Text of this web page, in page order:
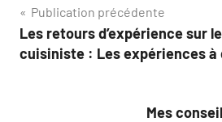
Navigation
de
Publication précédente
Les retours d’expérience sur
cuisiniste : Les expériences à
Mes